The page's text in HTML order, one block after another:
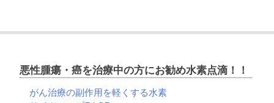
液
ン
ジ
悪性腫瘍・癌を治療中の方にお勧め水素点滴！！
がん治療の副作用を軽くする水素